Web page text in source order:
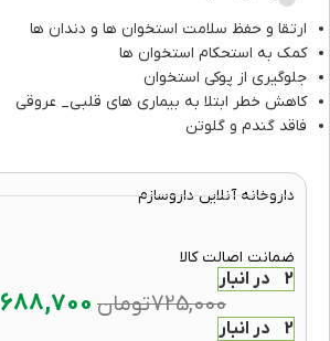
ارتقا و حفظ سلامت استخوان ها و دندان ها
کمک به استحکام استخوان ها
جلوگیری از پوکی استخوان
کاهش خطر ابتلا به بیماری های قلبی_ عروقی
فاقد گندم و گلوتن
داروخانه آنلاین داروسازم
ضمانت اصالت کالا
2 در انبار
725,000تومان 688,700
2 در انبار